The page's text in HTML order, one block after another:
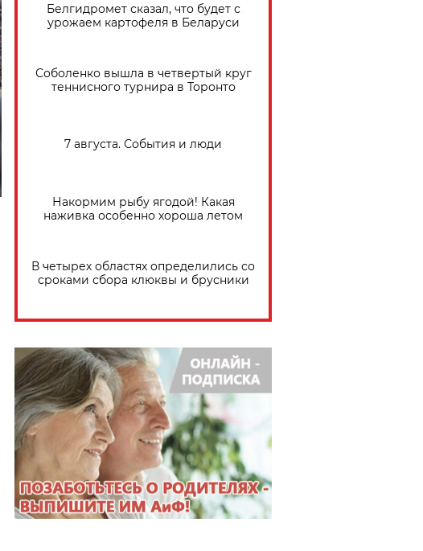
Белгидромет сказал, что будет с
урожаем картофеля в Беларуси
Соболенко вышла в четвертый круг
теннисного турнира в Торонто
7 августа. События и люди
Накормим рыбу ягодой! Какая
наживка особенно хороша летом
В четырех областях определились со
сроками сбора клюквы и брусники